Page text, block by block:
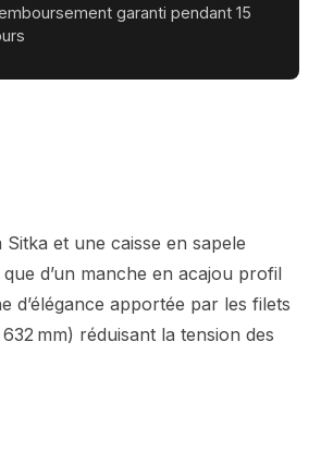
garanti pendant 15
et une caisse en sapele
d’un manche en acajou profil
d’élégance apportée par les filets
mm) réduisant la tension des